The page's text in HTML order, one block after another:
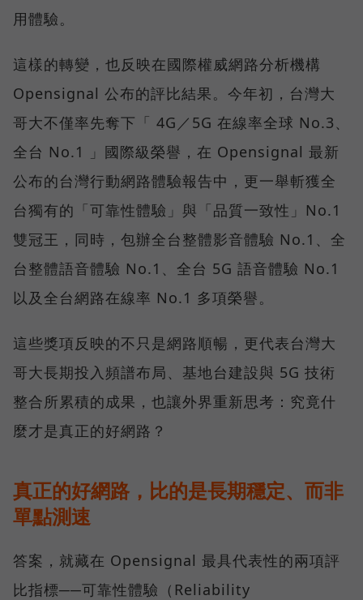
用體驗。
這樣的轉變，也反映在國際權威網路分析機構
Opensignal 公布的評比結果。今年初，台灣大
哥大不僅率先奪下「 4G／5G 在線率全球 No.3、
全台 No.1 」國際級榮譽，在 Opensignal 最新
公布的台灣行動網路體驗報告中，更一舉斬獲全
台獨有的「可靠性體驗」與「品質一致性」No.1
雙冠王，同時，包辦全台整體影音體驗 No.1、全
台整體語音體驗 No.1、全台 5G 語音體驗 No.1
以及全台網路在線率 No.1 多項榮譽。
這些獎項反映的不只是網路順暢，更代表台灣大
哥大長期投入頻譜布局、基地台建設與 5G 技術
整合所累積的成果，也讓外界重新思考：究竟什
麼才是真正的好網路？
真正的好網路，比的是長期穩定、而非
單點測速
答案，就藏在 Opensignal 最具代表性的兩項評
比指標──可靠性體驗（Reliability